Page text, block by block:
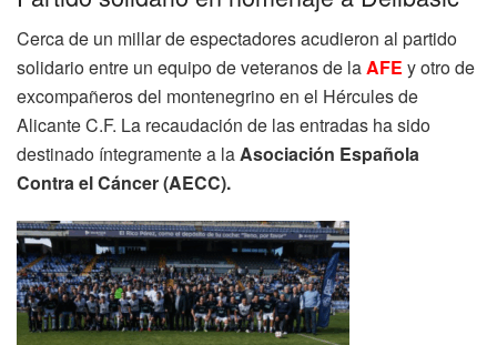
Cerca de un millar de espectadores acudieron al partido
solidario entre un equipo de veteranos de laAFE y otro de
excompañeros del montenegrino en el Hércules de
Alicante C.F. La recaudación de las entradas ha sido
destinado íntegramente a laAsociación Española
Contra el Cáncer (AECC).